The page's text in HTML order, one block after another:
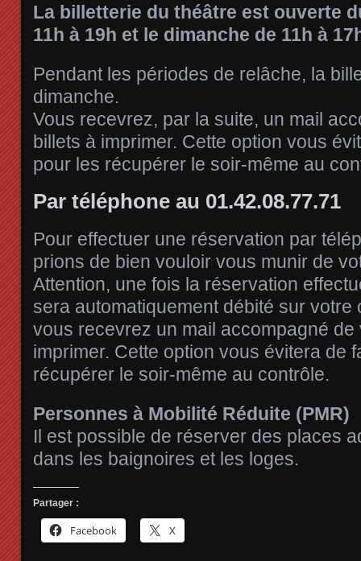
La billetterie du théâtre est ouverte
11h à 19h et le dimanche de 11h à
Pendant les périodes de relâche, la
dimanche.
Vous recevrez, par la suite, un mail
billets à imprimer. Cette option vous
pour les récupérer le soir-même au
Par téléphone au 01.42.08.77.71
Pour effectuer une réservation par
prions de bien vouloir vous munir de
Attention, une fois la réservation
sera automatiquement débité sur votre
vous recevrez un mail accompagné de
imprimer. Cette option vous évitera de
récupérer le soir-même au contrôle.
Personnes à Mobilité Réduite (PMR)
Il est possible de réserver des places
dans les baignoires et les loges.
Partager :
Facebook X